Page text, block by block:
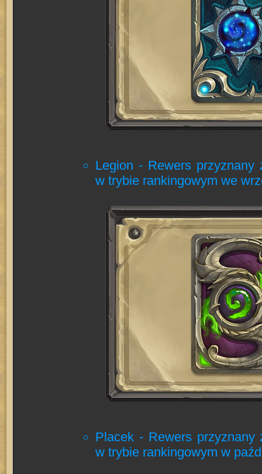
Legion - Rewers przyznany
w trybie rankingowym we
Placek - Rewers przyznany
w trybie rankingowym w